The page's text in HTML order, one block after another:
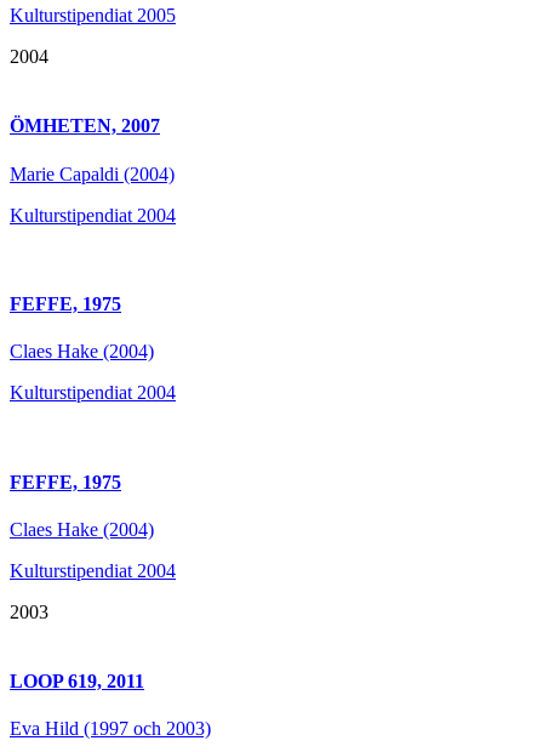
Kulturstipendiat 2005
2004
ÖMHETEN, 2007
Marie Capaldi (2004)
Kulturstipendiat 2004
FEFFE, 1975
Claes Hake (2004)
Kulturstipendiat 2004
FEFFE, 1975
Claes Hake (2004)
Kulturstipendiat 2004
2003
LOOP 619, 2011
Eva Hild (1997 och 2003)